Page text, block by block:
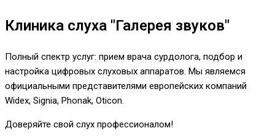
Клиника слуха "Галерея звуков"
Полный спектр услуг: прием врача сурдолога, подбор и
настройка цифровых слуховых аппаратов. Мы являемся
официальными представителями европейских компаний
Widex, Signia, Phonak, Oticon.
Доверяйте свой слух профессионалом!